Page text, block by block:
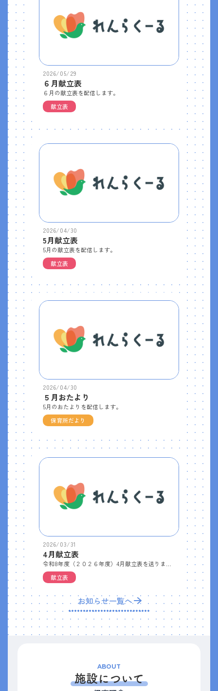
2026/05/29
６月献立表
６月の献立表を配信します。
献立表
2026/04/30
5月献立表
5月の献立表を配信します。
献立表
2026/04/30
５月おたより
5月のおたよりを配信します。
保育所だより
2026/03/31
4月献立表
献立表
お知らせ一覧へ
ABOUT
施設について